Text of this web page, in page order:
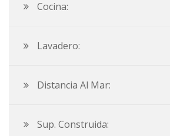
Cocina:
Lavadero:
Distancia Al Mar:
Sup. Construida: